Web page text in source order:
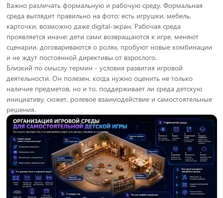
Важно различать формальную и рабочую среду. Формальная
среда выглядит правильно на фото: есть игрушки, мебель,
карточки, возможно даже digital-экран. Рабочая среда
проявляется иначе: дети сами возвращаются к игре, меняют
сценарии, договариваются о ролях, пробуют новые комбинации
и не ждут постоянной директивы от взрослого.
Близкий по смыслу термин - условия развития игровой
деятельности. Он полезен, когда нужно оценить не только
наличие предметов, но и то, поддерживает ли среда детскую
инициативу, сюжет, ролевое взаимодействие и самостоятельные
решения.